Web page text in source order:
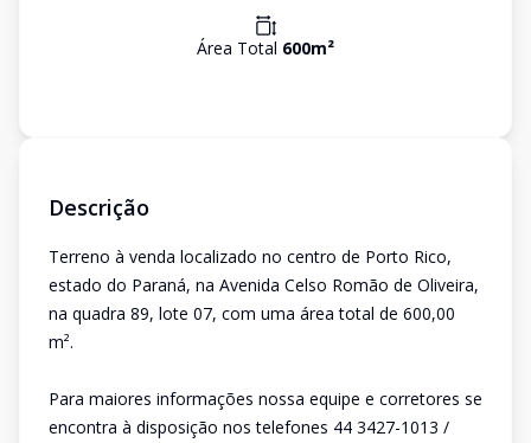
Área Total 600m²
Descrição
Terreno à venda localizado no centro de Porto Rico,
estado do Paraná, na Avenida Celso Romão de Oliveira,
na quadra 89, lote 07, com uma área total de 600,00
m².
Para maiores informações nossa equipe e corretores se
encontra à disposição nos telefones 44 3427-1013 /